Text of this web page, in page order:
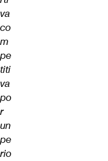
va
co
m
pe
titi
va
po
r
un
pe
rio